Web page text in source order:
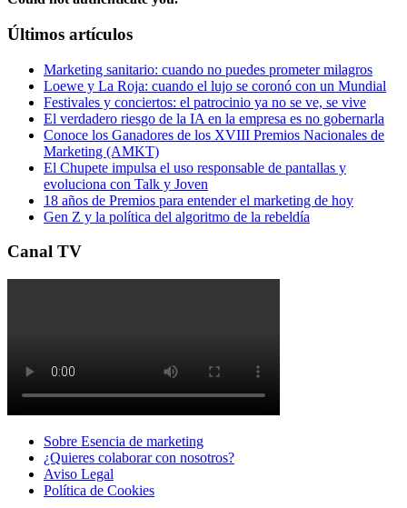
Últimos artículos
Marketing sanitario: cuando no puedes prometer milagros
Loewe y La Roja: cuando el lujo se coronó con un Mundial
Festivales y conciertos: el patrocinio ya no se ve, se vive
El verdadero riesgo de la IA en la empresa es no gobernarla
Conoce los Ganadores de los XVIII Premios Nacionales de
Marketing (AMKT)
El Chupete impulsa el uso responsable de pantallas y
evoluciona con Talk y Joven
18 años de Premios para entender el marketing de hoy
Gen Z y la política del algoritmo de la rebeldía
Canal TV
Sobre Esencia de marketing
¿Quieres colaborar con nosotros?
Aviso Legal
Polí­tica de Cookies